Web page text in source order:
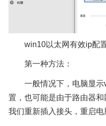
win10以太网有效ip配置
第一种方法：
一般情况下，电脑显示
置，也可能是由于路由器
我们重新插入接头，重启电